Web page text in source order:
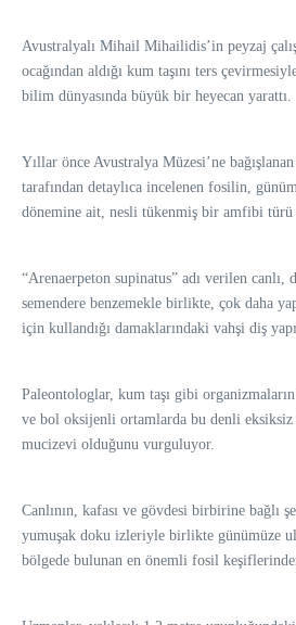
Avustralyalı Mihail Mihailidis’in peyzaj
ocağından aldığı kum taşını ters
bilim dünyasında büyük bir heyecan yarattı.
Yıllar önce Avustralya Müzesi’ne
tarafından detaylıca incelenen fosilin,
dönemine ait, nesli tükenmiş bir amfibi türü
“Arenaerpeton supinatus” adı verilen canlı,
semendere benzemekle birlikte, çok daha
için kullandığı damaklarındaki vahşi diş
Paleontologlar, kum taşı gibi
ve bol oksijenli ortamlarda bu denli eksiksiz
mucizevi olduğunu vurguluyor.
Canlının, kafası ve gövdesi birbirine bağlı
yumuşak doku izleriyle birlikte günümüze
bölgede bulunan en önemli fosil